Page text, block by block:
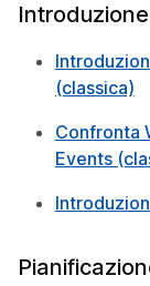
Introduzione
(classica)
Confronta
Events